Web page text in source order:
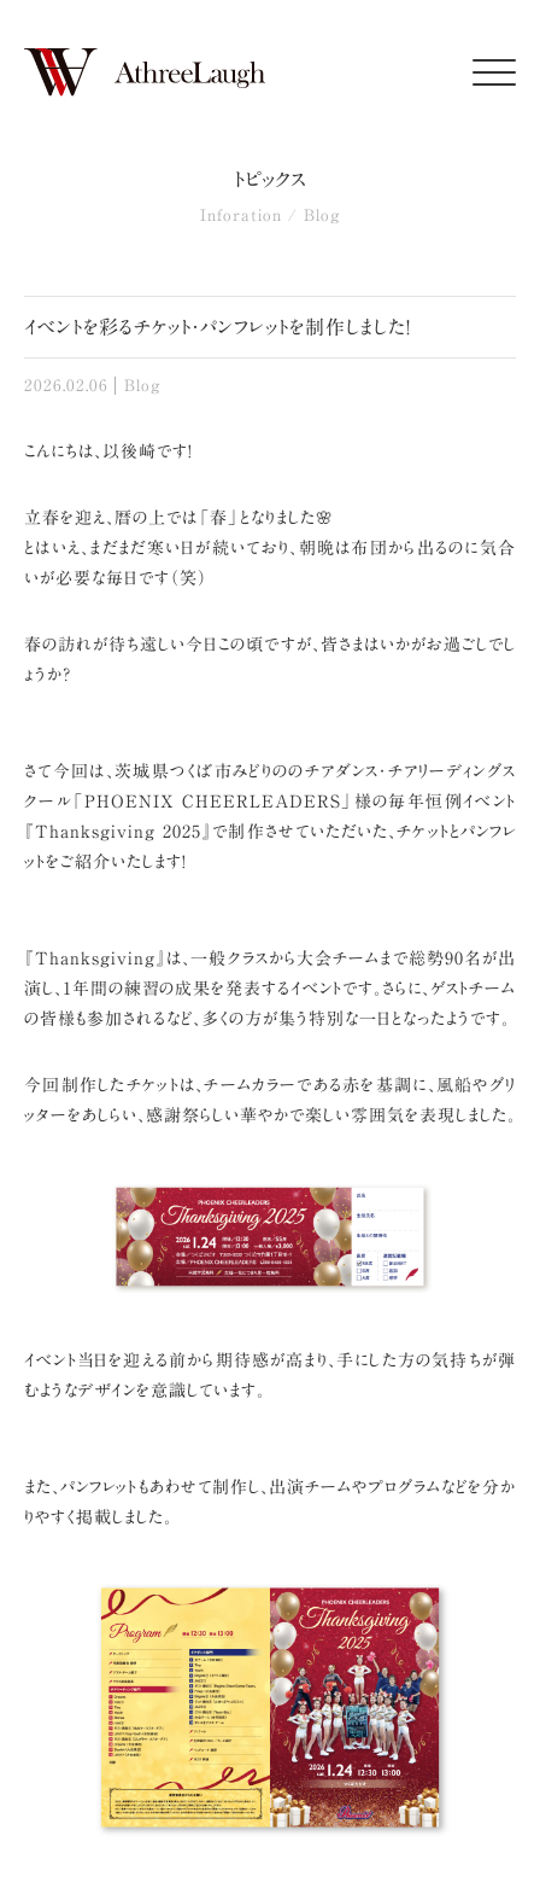
Click
トピックス
Inforation / Blog
イベントを彩るチケット・パンフレットを制作しました!
2026.02.06 Blog
こんにちは、以後崎です!
立春を迎え、暦の上では「春」となりました🌸
とはいえ、まだまだ寒い日が続いており、朝晩は布団から出るのに気合
いが必要な毎日です（笑）
春の訪れが待ち遠しい今日この頃ですが、皆さまはいかがお過ごしでし
ょうか?
さて今回は、茨城県つくば市みどりののチアダンス・チアリーディングス
クール 「PHOENIX CHEERLEADERS」様の毎年恒例イベント
『Thanksgiving 2025』で制作させていただいた、チケットとパンフレ
ットをご紹介いたします!
『Thanksgiving』は、一般クラスから大会チームまで総勢90名が出
演し、 1年間の練習の成果を発表するイベントです。 さらに、ゲストチーム
の皆様も参加されるなど、多くの方が集う特別な一日となったようです。
今回制作したチケットは、チームカラーである赤を基調に、 風船やグリ
ッターをあしらい、感謝祭らしい華やかで楽しい雰囲気を表現しました。
イベント当日を迎える前から期待感が高まり、 手にした方の気持ちが弾
むようなデザインを意識しています。
また、パンフレットもあわせて制作し、出演チームやプログラムなどを分か
りやすく掲載しました。